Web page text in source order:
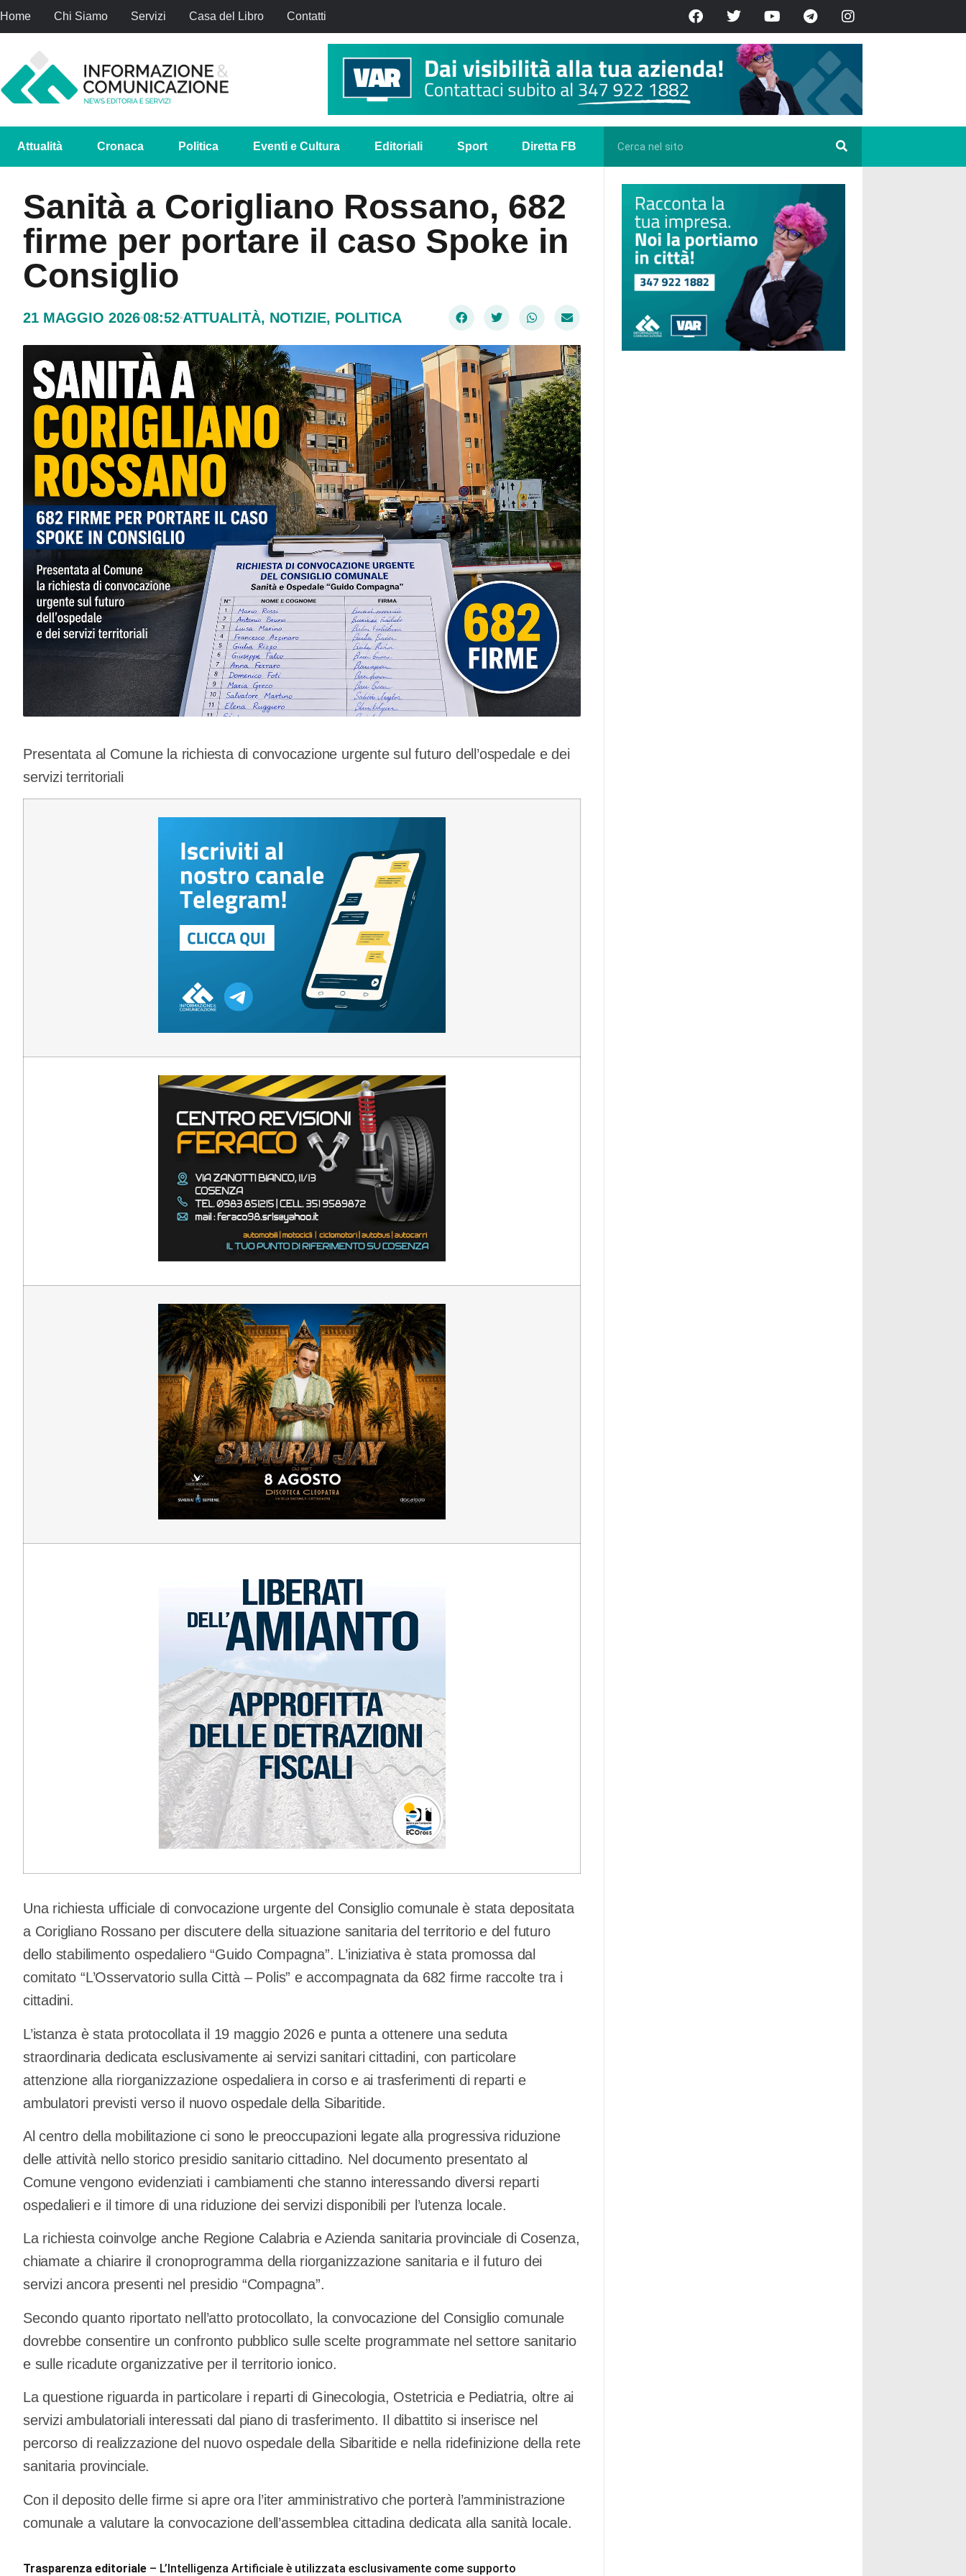
Home Chi Siamo Servizi Casa del Libro Contatti
Attualità Cronaca Politica Eventi e Cultura Editoriali Sport Diretta FB
Sanità a Corigliano Rossano, 682
firme per portare il caso Spoke in
Consiglio
21 MAGGIO 202608:52 ATTUALITÀ, NOTIZIE, POLITICA
Presentata al Comune la richiesta di convocazione urgente sul futuro dell’ospedale e dei
servizi territoriali
Una richiesta ufficiale di convocazione urgente del Consiglio comunale è stata depositata
a Corigliano Rossano per discutere della situazione sanitaria del territorio e del futuro
dello stabilimento ospedaliero “Guido Compagna”. L’iniziativa è stata promossa dal
comitato “L’Osservatorio sulla Città – Polis” e accompagnata da 682 firme raccolte tra i
cittadini.
L’istanza è stata protocollata il 19 maggio 2026 e punta a ottenere una seduta
straordinaria dedicata esclusivamente ai servizi sanitari cittadini, con particolare
attenzione alla riorganizzazione ospedaliera in corso e ai trasferimenti di reparti e
ambulatori previsti verso il nuovo ospedale della Sibaritide.
Al centro della mobilitazione ci sono le preoccupazioni legate alla progressiva riduzione
delle attività nello storico presidio sanitario cittadino. Nel documento presentato al
Comune vengono evidenziati i cambiamenti che stanno interessando diversi reparti
ospedalieri e il timore di una riduzione dei servizi disponibili per l’utenza locale.
La richiesta coinvolge anche Regione Calabria e Azienda sanitaria provinciale di Cosenza,
chiamate a chiarire il cronoprogramma della riorganizzazione sanitaria e il futuro dei
servizi ancora presenti nel presidio “Compagna”.
Secondo quanto riportato nell’atto protocollato, la convocazione del Consiglio comunale
dovrebbe consentire un confronto pubblico sulle scelte programmate nel settore sanitario
e sulle ricadute organizzative per il territorio ionico.
La questione riguarda in particolare i reparti di Ginecologia, Ostetricia e Pediatria, oltre ai
servizi ambulatoriali interessati dal piano di trasferimento. Il dibattito si inserisce nel
percorso di realizzazione del nuovo ospedale della Sibaritide e nella ridefinizione della rete
sanitaria provinciale.
Con il deposito delle firme si apre ora l’iter amministrativo che porterà l’amministrazione
comunale a valutare la convocazione dell’assemblea cittadina dedicata alla sanità locale.
Trasparenza editoriale – L’Intelligenza Artificiale è utilizzata esclusivamente come supporto